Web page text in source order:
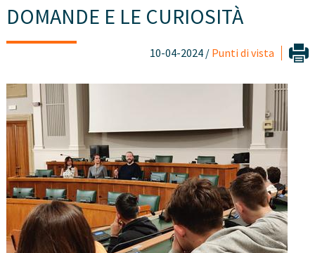
DOMANDE E LE CURIOSITÀ
10-04-2024 / Punti di vista